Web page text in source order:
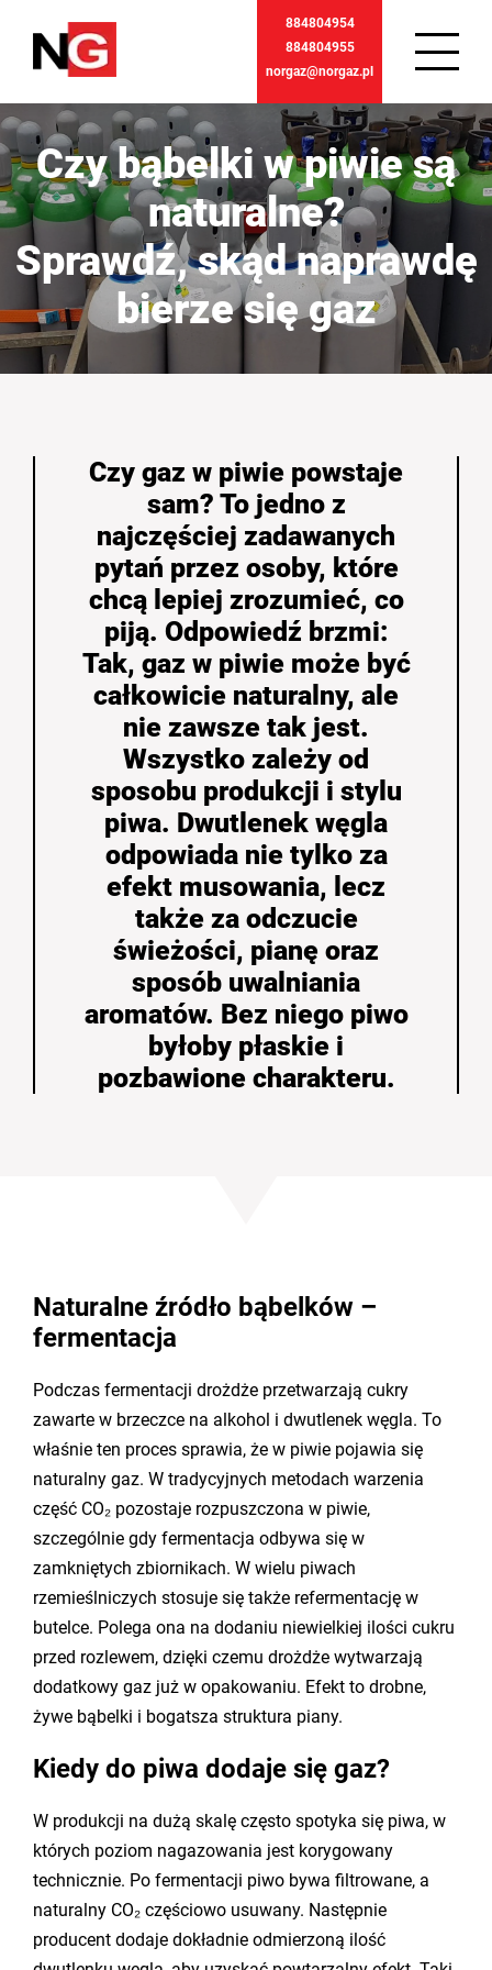
884804954
884804955
norgaz@norgaz.pl
Czy bąbelki w piwie są
naturalne?
Sprawdź, skąd naprawdę
bierze się gaz
Czy gaz w piwie powstaje
sam? To jedno z
najczęściej zadawanych
pytań przez osoby, które
chcą lepiej zrozumieć, co
piją. Odpowiedź brzmi:
Tak, gaz w piwie może być
całkowicie naturalny, ale
nie zawsze tak jest.
Wszystko zależy od
sposobu produkcji i stylu
piwa. Dwutlenek węgla
odpowiada nie tylko za
efekt musowania, lecz
także za odczucie
świeżości, pianę oraz
sposób uwalniania
aromatów. Bez niego piwo
byłoby płaskie i
pozbawione charakteru.
Naturalne źródło bąbelków –
fermentacja
Podczas fermentacji drożdże przetwarzają cukry
zawarte w brzeczce na alkohol i dwutlenek węgla. To
właśnie ten proces sprawia, że w piwie pojawia się
naturalny gaz. W tradycyjnych metodach warzenia
część CO₂ pozostaje rozpuszczona w piwie,
szczególnie gdy fermentacja odbywa się w
zamkniętych zbiornikach. W wielu piwach
rzemieślniczych stosuje się także refermentację w
butelce. Polega ona na dodaniu niewielkiej ilości cukru
przed rozlewem, dzięki czemu drożdże wytwarzają
dodatkowy gaz już w opakowaniu. Efekt to drobne,
żywe bąbelki i bogatsza struktura piany.
Kiedy do piwa dodaje się gaz?
W produkcji na dużą skalę często spotyka się piwa, w
których poziom nagazowania jest korygowany
technicznie. Po fermentacji piwo bywa filtrowane, a
naturalny CO₂ częściowo usuwany. Następnie
producent dodaje dokładnie odmierzoną ilość